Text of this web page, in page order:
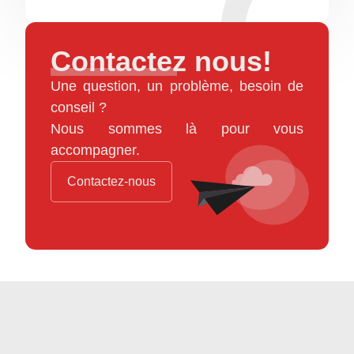
Contactez nous!
Une question, un problème, besoin de
conseil ?
Nous sommes là pour vous
accompagner.
Contactez-nous